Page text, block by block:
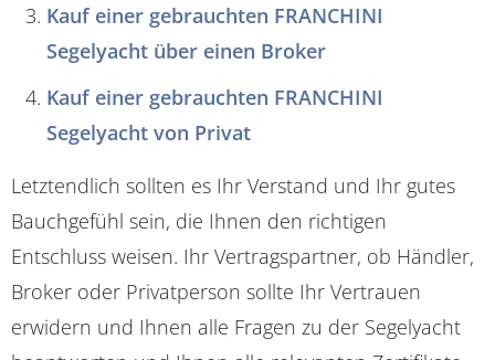
Kauf einer gebrauchten FRANCHINI
Segelyacht über einen Broker
Kauf einer gebrauchten FRANCHINI
Segelyacht von Privat
Letztendlich sollten es Ihr Verstand und Ihr gutes
Bauchgefühl sein, die Ihnen den richtigen
Entschluss weisen. Ihr Vertragspartner, ob Händler,
Broker oder Privatperson sollte Ihr Vertrauen
erwidern und Ihnen alle Fragen zu der Segelyacht